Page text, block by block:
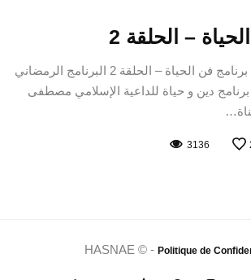
– الحلقة 2
برامج رمضانية 2016 برنامج فن الحياة – الحلقة 2 البرنامج الرمضاني
برنامج دين و حياة للداعية الإسلامي مصطفى
3136
HASNAE © - Politique de